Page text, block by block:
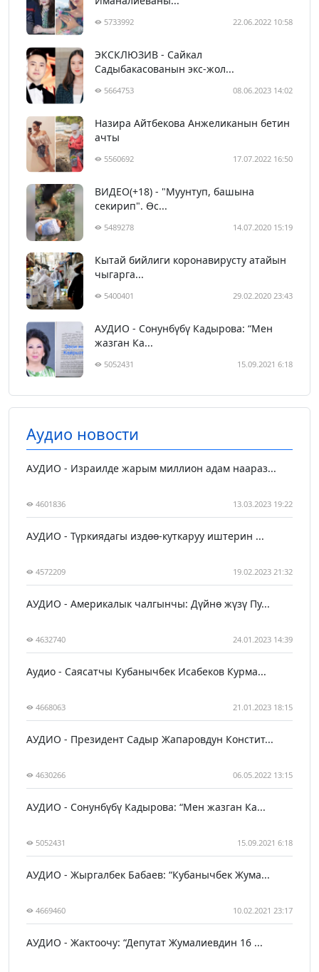
5733992 22.06.2022 10:58
ЭКСКЛЮЗИВ - Сайкал
Садыбакасованын экс-жол...
5664753 08.06.2023 14:02
Назира Айтбекова Анжеликанын бетин
ачты
5560692 17.07.2022 16:50
ВИДЕО(+18) - "Муунтуп, башына
секирип". Өс...
5489278 14.07.2020 15:19
Кытай бийлиги коронавирусту атайын
чыгарга...
5400401 29.02.2020 23:43
АУДИО - Сонунбүбү Кадырова: “Мен
жазган Ка...
5052431 15.09.2021 6:18
Аудио новости
АУДИО - Израилде жарым миллион адам наараз...
4601836 13.03.2023 19:22
АУДИО - Түркиядагы издөө-куткаруу иштерин ...
4572209 19.02.2023 21:32
АУДИО - Америкалык чалгынчы: Дүйнө жүзү Пу...
4632740 24.01.2023 14:39
Аудио - Саясатчы Кубанычбек Исабеков Курма...
4668063 21.01.2023 18:15
АУДИО - Президент Садыр Жапаровдун Констит...
4630266 06.05.2022 13:15
АУДИО - Сонунбүбү Кадырова: “Мен жазган Ка...
5052431 15.09.2021 6:18
АУДИО - Жыргалбек Бабаев: “Кубанычбек Жума...
4669460 10.02.2021 23:17
АУДИО - Жактоочу: “Депутат Жумалиевдин 16 ...